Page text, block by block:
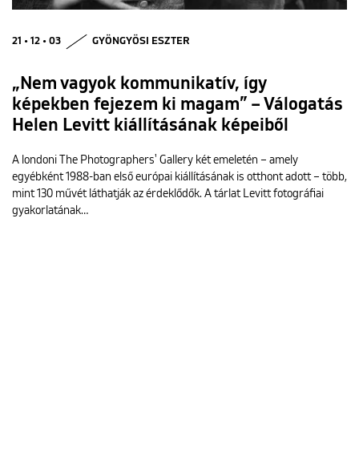
21 • 12 • 03 GYÖNGYÖSI ESZTER
„Nem vagyok kommunikatív, így
képekben fejezem ki magam” – Válogatás
Helen Levitt kiállításának képeiből
A londoni The Photographers' Gallery két emeletén – amely
egyébként 1988-ban első európai kiállításának is otthont adott – több,
mint 130 művét láthatják az érdeklődők. A tárlat Levitt fotográfiai
gyakorlatának…